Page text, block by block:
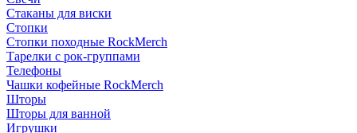
Стаканы для виски
Стопки
Стопки походные RockMerch
Тарелки с рок-группами
Телефоны
Чашки кофейные RockMerch
Шторы
Шторы для ванной
Игрушки